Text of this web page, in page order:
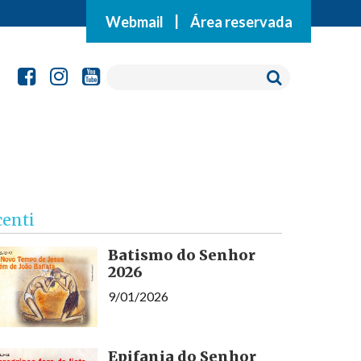
Webmail Área reservada
Batismo do Senhor
2026
9/01/2026
Epifania do Senhor